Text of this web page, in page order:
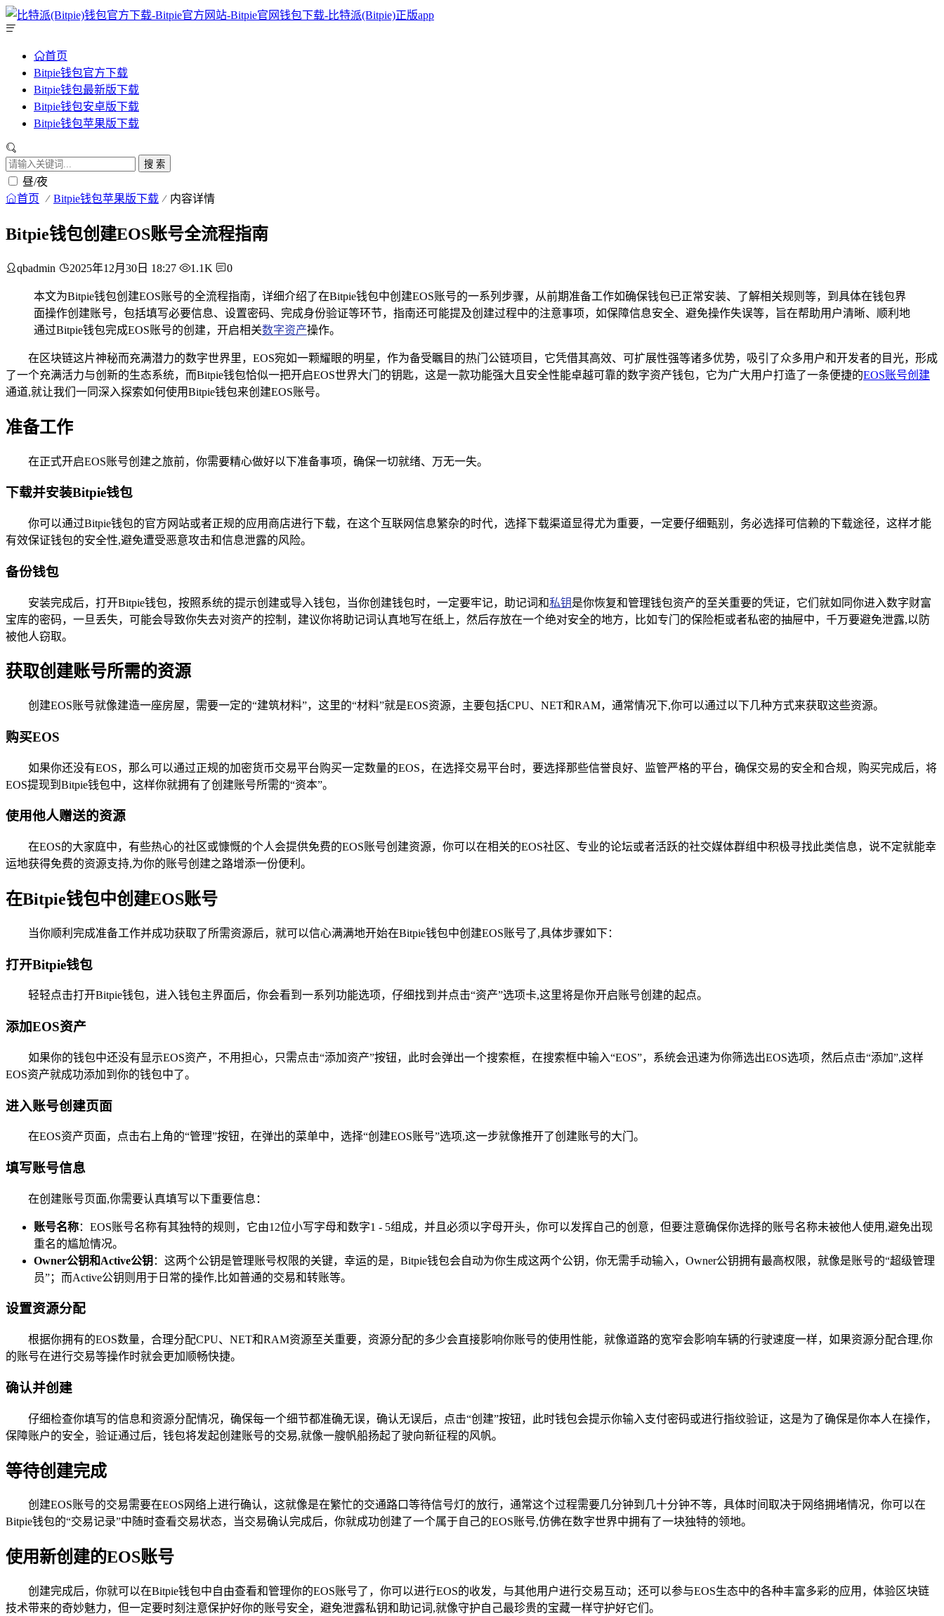
首页
Bitpie钱包官方下载
Bitpie钱包最新版下载
Bitpie钱包安卓版下载
Bitpie钱包苹果版下载
搜 索
昼/夜
首页 Bitpie钱包苹果版下载 内容详情
Bitpie钱包创建EOS账号全流程指南
qbadmin 2025年12月30日 18:27 1.1K 0
本文为Bitpie钱包创建EOS账号的全流程指南，详细介绍了在Bitpie钱包中创建EOS账号的一系列步骤，从前期准备工作如确保钱包已正常安装、了解相关规则等，到具体在钱包界
面操作创建账号，包括填写必要信息、设置密码、完成身份验证等环节，指南还可能提及创建过程中的注意事项，如保障信息安全、避免操作失误等，旨在帮助用户清晰、顺利地
通过Bitpie钱包完成EOS账号的创建，开启相关数字资产操作。
在区块链这片神秘而充满潜力的数字世界里，EOS宛如一颗耀眼的明星，作为备受瞩目的热门公链项目，它凭借其高效、可扩展性强等诸多优势，吸引了众多用户和开发者的目光，形成
了一个充满活力与创新的生态系统，而Bitpie钱包恰似一把开启EOS世界大门的钥匙，这是一款功能强大且安全性能卓越可靠的数字资产钱包，它为广大用户打造了一条便捷的EOS账号创建
通道,就让我们一同深入探索如何使用Bitpie钱包来创建EOS账号。
准备工作
在正式开启EOS账号创建之旅前，你需要精心做好以下准备事项，确保一切就绪、万无一失。
下载并安装Bitpie钱包
你可以通过Bitpie钱包的官方网站或者正规的应用商店进行下载，在这个互联网信息繁杂的时代，选择下载渠道显得尤为重要，一定要仔细甄别，务必选择可信赖的下载途径，这样才能
有效保证钱包的安全性,避免遭受恶意攻击和信息泄露的风险。
备份钱包
安装完成后，打开Bitpie钱包，按照系统的提示创建或导入钱包，当你创建钱包时，一定要牢记，助记词和私钥是你恢复和管理钱包资产的至关重要的凭证，它们就如同你进入数字财富
宝库的密码，一旦丢失，可能会导致你失去对资产的控制，建议你将助记词认真地写在纸上，然后存放在一个绝对安全的地方，比如专门的保险柜或者私密的抽屉中，千万要避免泄露,以防
被他人窃取。
获取创建账号所需的资源
创建EOS账号就像建造一座房屋，需要一定的“建筑材料”，这里的“材料”就是EOS资源，主要包括CPU、NET和RAM，通常情况下,你可以通过以下几种方式来获取这些资源。
购买EOS
如果你还没有EOS，那么可以通过正规的加密货币交易平台购买一定数量的EOS，在选择交易平台时，要选择那些信誉良好、监管严格的平台，确保交易的安全和合规，购买完成后，将
EOS提现到Bitpie钱包中，这样你就拥有了创建账号所需的“资本”。
使用他人赠送的资源
在EOS的大家庭中，有些热心的社区或慷慨的个人会提供免费的EOS账号创建资源，你可以在相关的EOS社区、专业的论坛或者活跃的社交媒体群组中积极寻找此类信息，说不定就能幸
运地获得免费的资源支持,为你的账号创建之路增添一份便利。
在Bitpie钱包中创建EOS账号
当你顺利完成准备工作并成功获取了所需资源后，就可以信心满满地开始在Bitpie钱包中创建EOS账号了,具体步骤如下：
打开Bitpie钱包
轻轻点击打开Bitpie钱包，进入钱包主界面后，你会看到一系列功能选项，仔细找到并点击“资产”选项卡,这里将是你开启账号创建的起点。
添加EOS资产
如果你的钱包中还没有显示EOS资产，不用担心，只需点击“添加资产”按钮，此时会弹出一个搜索框，在搜索框中输入“EOS”，系统会迅速为你筛选出EOS选项，然后点击“添加”,这样
EOS资产就成功添加到你的钱包中了。
进入账号创建页面
在EOS资产页面，点击右上角的“管理”按钮，在弹出的菜单中，选择“创建EOS账号”选项,这一步就像推开了创建账号的大门。
填写账号信息
在创建账号页面,你需要认真填写以下重要信息：
账号名称：EOS账号名称有其独特的规则，它由12位小写字母和数字1 - 5组成，并且必须以字母开头，你可以发挥自己的创意，但要注意确保你选择的账号名称未被他人使用,避免出现
重名的尴尬情况。
Owner公钥和Active公钥 ：这两个公钥是管理账号权限的关键，幸运的是，Bitpie钱包会自动为你生成这两个公钥，你无需手动输入，Owner公钥拥有最高权限，就像是账号的“超级管理
员”；而Active公钥则用于日常的操作,比如普通的交易和转账等。
设置资源分配
根据你拥有的EOS数量，合理分配CPU、NET和RAM资源至关重要，资源分配的多少会直接影响你账号的使用性能，就像道路的宽窄会影响车辆的行驶速度一样，如果资源分配合理,你
的账号在进行交易等操作时就会更加顺畅快捷。
确认并创建
仔细检查你填写的信息和资源分配情况，确保每一个细节都准确无误，确认无误后，点击“创建”按钮，此时钱包会提示你输入支付密码或进行指纹验证，这是为了确保是你本人在操作，
保障账户的安全，验证通过后，钱包将发起创建账号的交易,就像一艘帆船扬起了驶向新征程的风帆。
等待创建完成
创建EOS账号的交易需要在EOS网络上进行确认，这就像是在繁忙的交通路口等待信号灯的放行，通常这个过程需要几分钟到几十分钟不等，具体时间取决于网络拥堵情况，你可以在
Bitpie钱包的“交易记录”中随时查看交易状态，当交易确认完成后，你就成功创建了一个属于自己的EOS账号,仿佛在数字世界中拥有了一块独特的领地。
使用新创建的EOS账号
创建完成后，你就可以在Bitpie钱包中自由查看和管理你的EOS账号了，你可以进行EOS的收发，与其他用户进行交易互动；还可以参与EOS生态中的各种丰富多彩的应用，体验区块链
技术带来的奇妙魅力，但一定要时刻注意保护好你的账号安全，避免泄露私钥和助记词,就像守护自己最珍贵的宝藏一样守护好它们。